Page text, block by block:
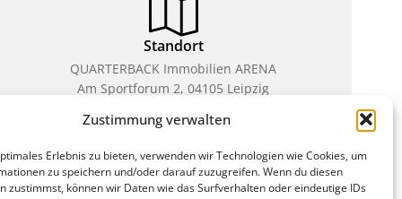
Zustimmung verwalten
Erlebnis zu bieten, verwenden wir Technologien wie Cookies, um
zu speichern und/oder darauf zuzugreifen. Wenn du diesen
zustimmst, können wir Daten wie das Surfverhalten oder eindeutige IDs
Standort
QUARTERBACK Immobilien ARENA
Am Sportforum 2, 04105 Leipzig
Sie erreichen uns mit dem Öffentlichen Nahverkehr:
Waldplatz/Arena. Kostenfreies Parken ist während
des Ticketkaufs möglich.